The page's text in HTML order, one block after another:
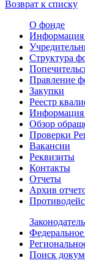
Возврат к списку
О фонде
Информация
Структура
Правление
Закупки
Реестр
Информация
Обзор
Проверки
Вакансии
Реквизиты
Контакты
Отчеты
Архив
Федеральное
Поиск